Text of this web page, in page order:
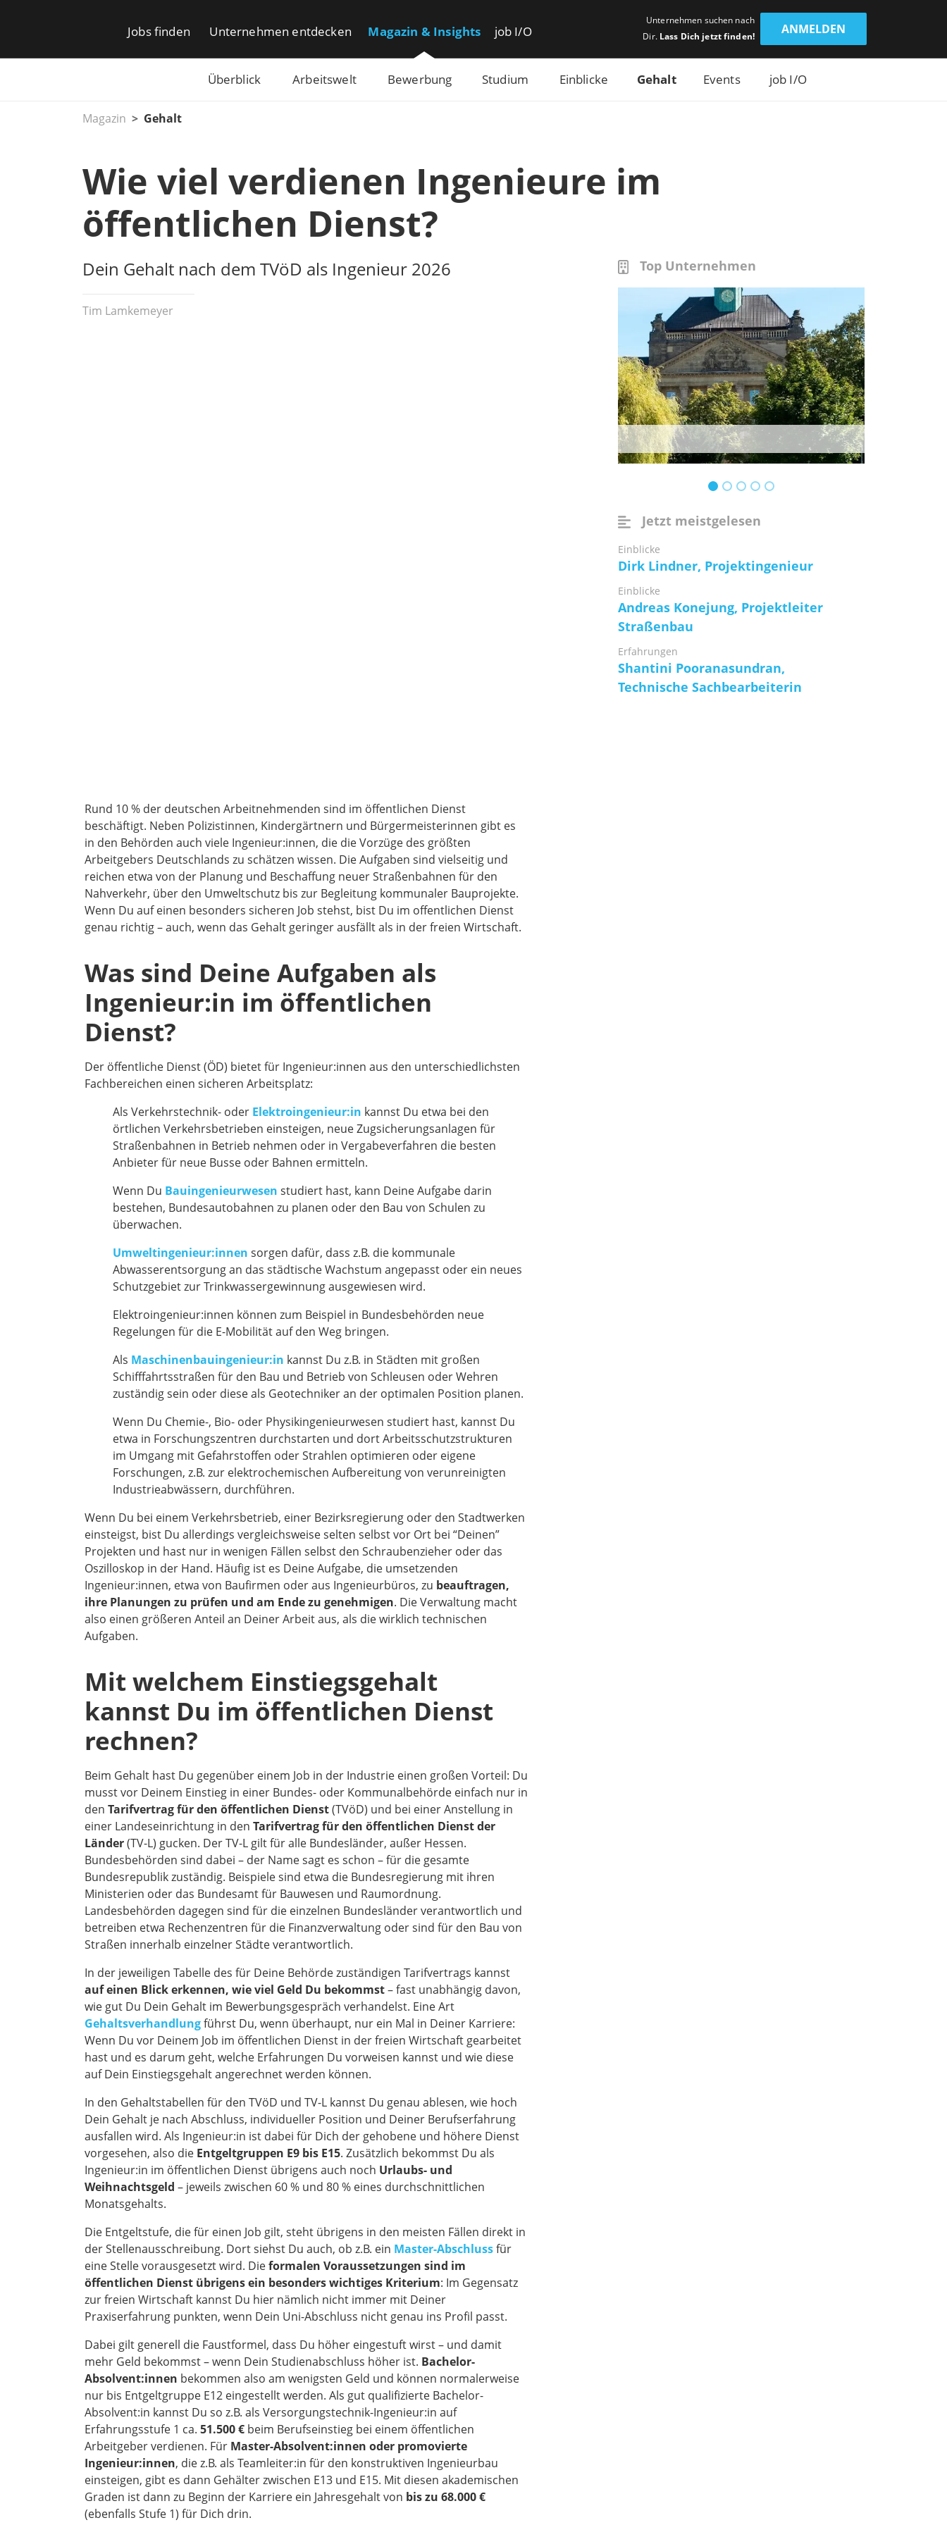
Jobs finden Unternehmen entdecken Magazin & Insights
Überblick Arbeitswelt Bewerbung Studium Einblicke Gehalt Events job I/O
job I/O
Unternehmen suchen nach
Dir. Lass Dich jetzt finden!
ANMELDEN
Magazin Gehalt
Wie viel verdienen Ingenieure im
öffentlichen Dienst?
Dein Gehalt nach dem TVöD als Ingenieur 2026
Tim Lamkemeyer
Rund 10 % der deutschen Arbeitnehmenden sind im öffentlichen Dienst
beschäftigt. Neben Polizistinnen, Kindergärtnern und Bürgermeisterinnen gibt es
in den Behörden auch viele Ingenieur:innen, die die Vorzüge des größten
Arbeitgebers Deutschlands zu schätzen wissen. Die Aufgaben sind vielseitig und
reichen etwa von der Planung und Beschaffung neuer Straßenbahnen für den
Nahverkehr, über den Umweltschutz bis zur Begleitung kommunaler Bauprojekte.
Wenn Du auf einen besonders sicheren Job stehst, bist Du im offentlichen Dienst
genau richtig – auch, wenn das Gehalt geringer ausfällt als in der freien Wirtschaft.
Was sind Deine Aufgaben als
Ingenieur:in im öffentlichen
Dienst?
Der öffentliche Dienst (ÖD) bietet für Ingenieur:innen aus den unterschiedlichsten
Fachbereichen einen sicheren Arbeitsplatz:
Als Verkehrstechnik- oder Elektroingenieur:in kannst Du etwa bei den
örtlichen Verkehrsbetrieben einsteigen, neue Zugsicherungsanlagen für
Straßenbahnen in Betrieb nehmen oder in Vergabeverfahren die besten
Anbieter für neue Busse oder Bahnen ermitteln.
Wenn Du Bauingenieurwesen studiert hast, kann Deine Aufgabe darin
bestehen, Bundesautobahnen zu planen oder den Bau von Schulen zu
überwachen.
Umweltingenieur:innen sorgen dafür, dass z.B. die kommunale
Abwasserentsorgung an das städtische Wachstum angepasst oder ein neues
Schutzgebiet zur Trinkwassergewinnung ausgewiesen wird.
Elektroingenieur:innen können zum Beispiel in Bundesbehörden neue
Regelungen für die E-Mobilität auf den Weg bringen.
Als Maschinenbauingenieur:in kannst Du z.B. in Städten mit großen
Schifffahrtsstraßen für den Bau und Betrieb von Schleusen oder Wehren
zuständig sein oder diese als Geotechniker an der optimalen Position planen.
Wenn Du Chemie-, Bio- oder Physikingenieurwesen studiert hast, kannst Du
etwa in Forschungszentren durchstarten und dort Arbeitsschutzstrukturen
im Umgang mit Gefahrstoffen oder Strahlen optimieren oder eigene
Forschungen, z.B. zur elektrochemischen Aufbereitung von verunreinigten
Industrieabwässern, durchführen.
Wenn Du bei einem Verkehrsbetrieb, einer Bezirksregierung oder den Stadtwerken
einsteigst, bist Du allerdings vergleichsweise selten selbst vor Ort bei “Deinen”
Projekten und hast nur in wenigen Fällen selbst den Schraubenzieher oder das
Oszilloskop in der Hand. Häufig ist es Deine Aufgabe, die umsetzenden
Ingenieur:innen, etwa von Baufirmen oder aus Ingenieurbüros, zu beauftragen,
ihre Planungen zu prüfen und am Ende zu genehmigen. Die Verwaltung macht
also einen größeren Anteil an Deiner Arbeit aus, als die wirklich technischen
Aufgaben.
Mit welchem Einstiegsgehalt
kannst Du im öffentlichen Dienst
rechnen?
Beim Gehalt hast Du gegenüber einem Job in der Industrie einen großen Vorteil: Du
musst vor Deinem Einstieg in einer Bundes- oder Kommunalbehörde einfach nur in
den Tarifvertrag für den öffentlichen Dienst (TVöD) und bei einer Anstellung in
einer Landeseinrichtung in den Tarifvertrag für den öffentlichen Dienst der
Länder (TV-L) gucken. Der TV-L gilt für alle Bundesländer, außer Hessen.
Bundesbehörden sind dabei – der Name sagt es schon – für die gesamte
Bundesrepublik zuständig. Beispiele sind etwa die Bundesregierung mit ihren
Ministerien oder das Bundesamt für Bauwesen und Raumordnung.
Landesbehörden dagegen sind für die einzelnen Bundesländer verantwortlich und
betreiben etwa Rechenzentren für die Finanzverwaltung oder sind für den Bau von
Straßen innerhalb einzelner Städte verantwortlich.
In der jeweiligen Tabelle des für Deine Behörde zuständigen Tarifvertrags kannst
auf einen Blick erkennen, wie viel Geld Du bekommst – fast unabhängig davon,
wie gut Du Dein Gehalt im Bewerbungsgespräch verhandelst. Eine Art
Gehaltsverhandlung führst Du, wenn überhaupt, nur ein Mal in Deiner Karriere:
Wenn Du vor Deinem Job im öffentlichen Dienst in der freien Wirtschaft gearbeitet
hast und es darum geht, welche Erfahrungen Du vorweisen kannst und wie diese
auf Dein Einstiegsgehalt angerechnet werden können.
In den Gehaltstabellen für den TVöD und TV-L kannst Du genau ablesen, wie hoch
Dein Gehalt je nach Abschluss, individueller Position und Deiner Berufserfahrung
ausfallen wird. Als Ingenieur:in ist dabei für Dich der gehobene und höhere Dienst
vorgesehen, also die Entgeltgruppen E9 bis E15. Zusätzlich bekommst Du als
Ingenieur:in im öffentlichen Dienst übrigens auch noch Urlaubs- und
Weihnachtsgeld – jeweils zwischen 60 % und 80 % eines durchschnittlichen
Monatsgehalts.
Die Entgeltstufe, die für einen Job gilt, steht übrigens in den meisten Fällen direkt in
der Stellenausschreibung. Dort siehst Du auch, ob z.B. ein Master-Abschluss für
eine Stelle vorausgesetzt wird. Die formalen Voraussetzungen sind im
öffentlichen Dienst übrigens ein besonders wichtiges Kriterium: Im Gegensatz
zur freien Wirtschaft kannst Du hier nämlich nicht immer mit Deiner
Praxiserfahrung punkten, wenn Dein Uni-Abschluss nicht genau ins Profil passt.
Dabei gilt generell die Faustformel, dass Du höher eingestuft wirst – und damit
mehr Geld bekommst – wenn Dein Studienabschluss höher ist. Bachelor-
Absolvent:innen bekommen also am wenigsten Geld und können normalerweise
nur bis Entgeltgruppe E12 eingestellt werden. Als gut qualifizierte Bachelor-
Absolvent:in kannst Du so z.B. als Versorgungstechnik-Ingenieur:in auf
Erfahrungsstufe 1 ca. 51.500 € beim Berufseinstieg bei einem öffentlichen
Arbeitgeber verdienen. Für Master-Absolvent:innen oder promovierte
Ingenieur:innen, die z.B. als Teamleiter:in für den konstruktiven Ingenieurbau
einsteigen, gibt es dann Gehälter zwischen E13 und E15. Mit diesen akademischen
Graden ist dann zu Beginn der Karriere ein Jahresgehalt von bis zu 68.000 €
(ebenfalls Stufe 1) für Dich drin.
Top Unternehmen
Jetzt meistgelesen
Einblicke
Dirk Lindner, Projektingenieur
Einblicke
Andreas Konejung, Projektleiter
Straßenbau
Erfahrungen
Shantini Pooranasundran,
Technische Sachbearbeiterin